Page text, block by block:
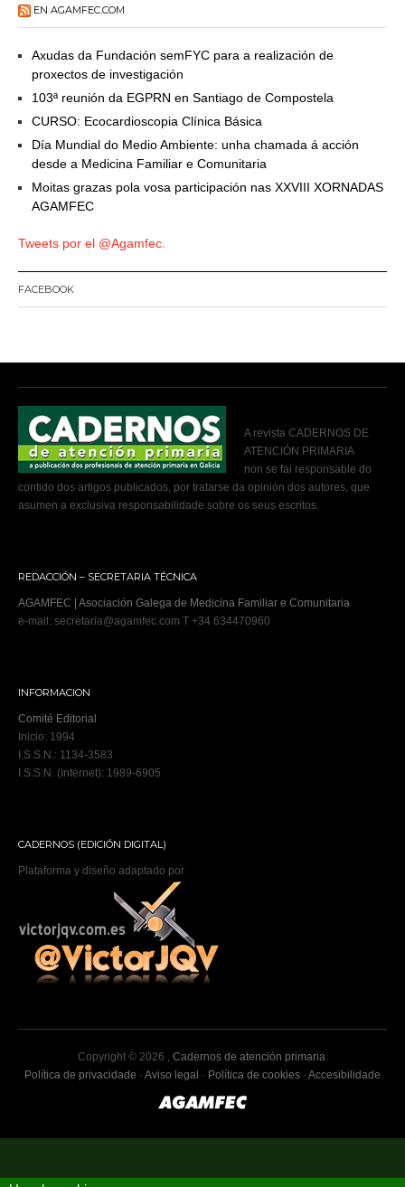
EN AGAMFEC.COM
Axudas da Fundación semFYC para a realización de
proxectos de investigación
103ª reunión da EGPRN en Santiago de Compostela
CURSO: Ecocardioscopia Clínica Básica
Día Mundial do Medio Ambiente: unha chamada á acción
desde a Medicina Familiar e Comunitaria
Moitas grazas pola vosa participación nas XXVIII XORNADAS
AGAMFEC
Tweets por el @Agamfec.
FACEBOOK
A revista CADERNOS DE
ATENCIÓN PRIMARIA
non se fai responsable do
contido dos artigos publicados, por tratarse da opinión dos autores, que
asumen a exclusiva responsabilidade sobre os seus escritos.
REDACCIÓN – SECRETARIA TÉCNICA
AGAMFEC | Asociación Galega de Medicina Familiar e Comunitaria
e-mail: secretaria@agamfec.com T +34 634470960
INFORMACION
Comité Editorial
Inicio: 1994
I.S.S.N.: 1134-3583
I.S.S.N. (Internet): 1989-6905
CADERNOS (EDICIÓN DIGITAL)
Plataforma y diseño adaptado por
Copyright © 2026 , Cadernos de atención primaria.
Política de privacidade · Aviso legal · Política de cookies · Accesibilidade